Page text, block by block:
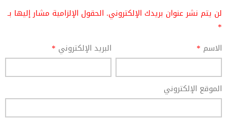
لن يتم نشر عنوان بريدك الإلكتروني. الحقول الإلزامية مشار إليها بـ
*
الاسم * البريد الإلكتروني *
الموقع الإلكتروني